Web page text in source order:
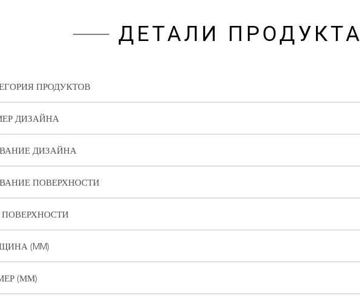
ДЕТАЛИ ПРОДУКТА
ПРОДУКТОВ
ДИЗАЙНА
ДИЗАЙНА
ПОВЕРХНОСТИ
ПОВЕРХНОСТИ
(MM)
(ММ)